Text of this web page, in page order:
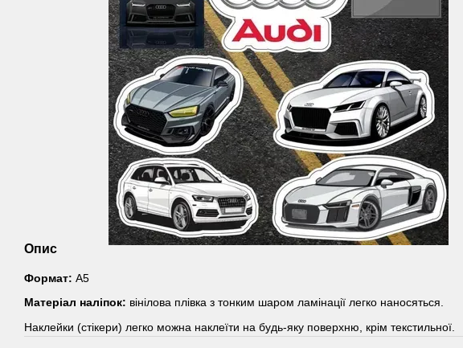
Опис
Формат: А5
Матеріал наліпок: вінілова плівка з тонким шаром ламінації легко наносяться.
Наклейки (стікери) легко можна наклеїти на будь-яку поверхню, крім текстильної.